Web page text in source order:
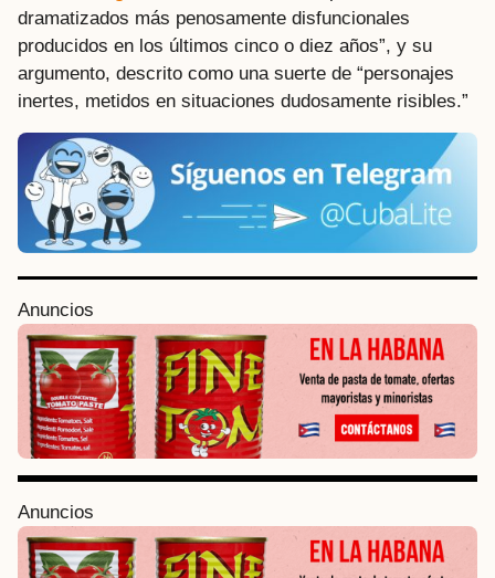
dramatizados más penosamente disfuncionales
producidos en los últimos cinco o diez años”, y su
argumento, descrito como una suerte de “personajes
inertes, metidos en situaciones dudosamente risibles.”
Anuncios
Anuncios
P
o
s
P
a
g
i
n
a